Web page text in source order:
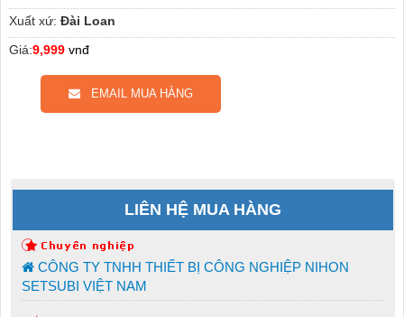
Xuất xứ: Đài Loan
Giá:9,999 vnđ
EMAIL MUA HÀNG
LIÊN HỆ MUA HÀNG
CÔNG TY TNHH THIẾT BỊ CÔNG NGHIỆP NIHON
SETSUBI VIỆT NAM